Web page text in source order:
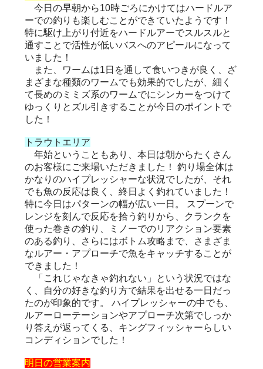
今日の早朝から10時ごろにかけてはハードルア
ーでの釣りも楽しむことができていたようです！
特に駆け上がり付近をハードルアーでスルスルと
通すことで活性が低いバスへのアピールになって
いました！
また、ワームは1日を通して食いつきが良く、ざ
まざまな種類のワームでも効果的でしたが、細く
て長めのミミズ系のワームでにシンカーをつけて
ゆっくりとズル引きすることが今日のポイントで
した！
トラウトエリア
年始ということもあり、本日は朝からたくさん
のお客様にご来場いただきました！ 釣り場全体は
かなりのハイプレッシャーな状況でしたが、それ
でも魚の反応は良く、終日よく釣れていました！
特に今日はパターンの幅が広い一日。 スプーンで
レンジを刻んで反応を拾う釣りから、クランクを
使った巻きの釣り、ミノーでのリアクション要素
のある釣り、さらにはボトム攻略まで、さまざま
なルアー・アプローチで魚をキャッチすることが
できました！
「これじゃなきゃ釣れない」という状況ではな
く、自分の好きな釣り方で結果を出せる一日だっ
たのが印象的です。 ハイプレッシャーの中でも、
ルアーローテーションやアプローチ次第でしっか
り答えが返ってくる、キングフィッシャーらしい
コンディションでした！
明日の営業案内